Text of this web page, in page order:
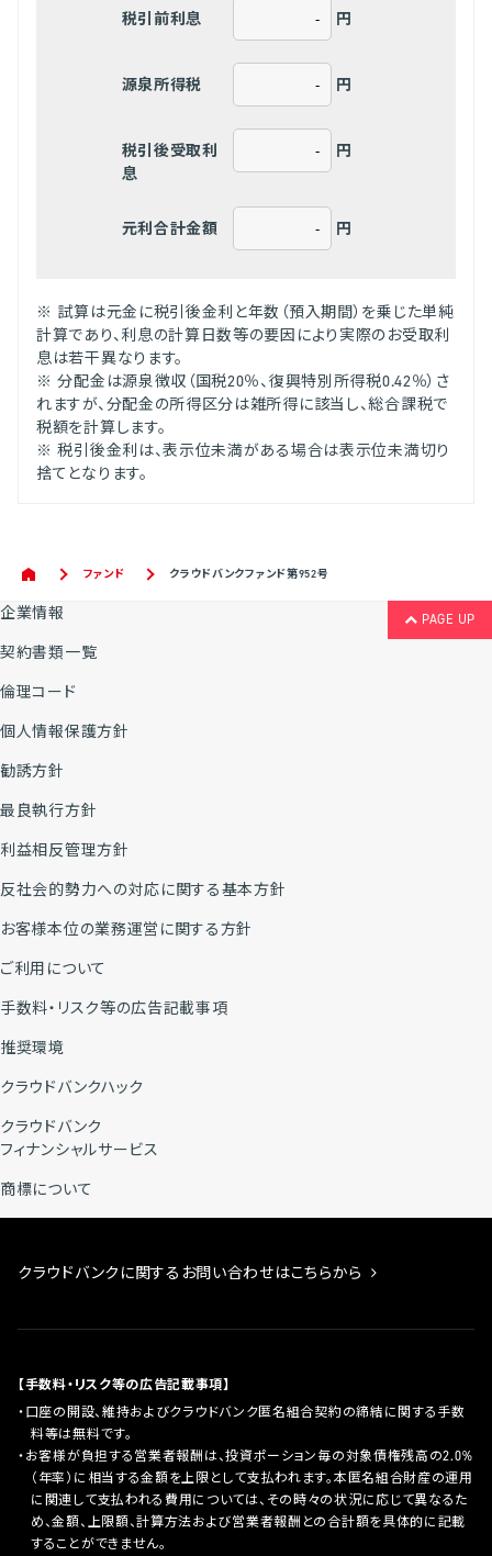
税引前利息 円
源泉所得税 円
税引後受取利
息
円
元利合計金額 円
※ 試算は元金に税引後金利と年数（預入期間）を乗じた単純
計算であり、利息の計算日数等の要因により実際のお受取利
息は若干異なります。
※ 分配金は源泉徴収（国税20％、復興特別所得税0.42％）さ
れますが、分配金の所得区分は雑所得に該当し、総合課税で
税額を計算します。
※ 税引後金利は、表示位未満がある場合は表示位未満切り
捨てとなります。
ファンド クラウドバンクファンド第952号
PAGE UP
企業情報
契約書類一覧
倫理コード
個人情報保護方針
勧誘方針
最良執行方針
利益相反管理方針
反社会的勢力への対応に関する基本方針
お客様本位の業務運営に関する方針
ご利用について
手数料・リスク等の広告記載事項
推奨環境
クラウドバンクハック
クラウドバンク
フィナンシャルサービス
商標について
クラウドバンクに関するお問い合わせはこちらから
【手数料・リスク等の広告記載事項】
口座の開設、維持およびクラウドバンク匿名組合契約の締結に関する手数
料等は無料です。
お客様が負担する営業者報酬は、投資ポーション毎の対象債権残高の2.0%
（年率）に相当する金額を上限として支払われます。本匿名組合財産の運用
に関連して支払われる費用については、その時々の状況に応じて異なるた
め、金額、上限額、計算方法および営業者報酬との合計額を具体的に記載
することができません。